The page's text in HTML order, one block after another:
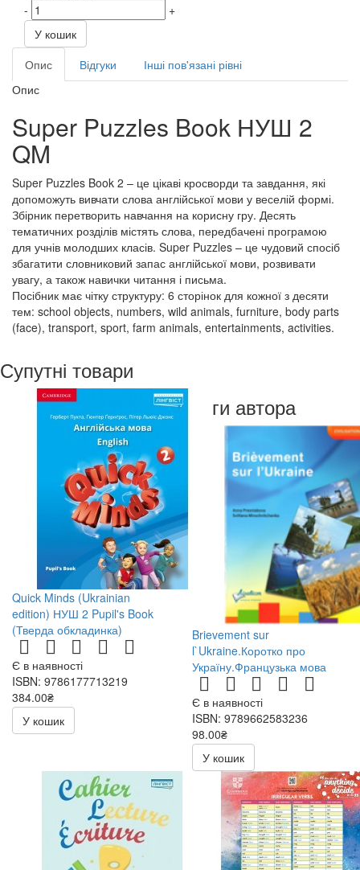
-
+
У кошик
Опис
Відгуки
Інші пов'язані рівні
Опис
Super Puzzles Book НУШ 2
QM
Super Puzzles Book 2 – це цікаві кросворди та завдання, які
допоможуть вивчати слова англійської мови у веселій формі.
Збірник перетворить навчання на корисну гру. Десять
тематичних розділів містять слова, передбачені програмою
для учнів молодших класів. Super Puzzles – це чудовий спосіб
збагатити словниковий запас англійської мови, розвивати
увагу, а також навички читання і письма.
Посібник має чітку структуру: 6 сторінок для кожної з десяти
тем: school objects, numbers, wild animals, furniture, body parts
(face), transport, sport, farm animals, entertainments, activities.
Супутні товари
Quick Minds (Ukrainian
edition) НУШ 2 Pupil's Book
(Тверда обкладинка)
Є в наявності
ISBN: 9786177713219
384.00₴
У кошик
Книги автора
Brievement sur
l`Ukraine.Коротко про
Україну.Французька мова
Є в наявності
ISBN: 9789662583236
98.00₴
196.00₴
У кошик